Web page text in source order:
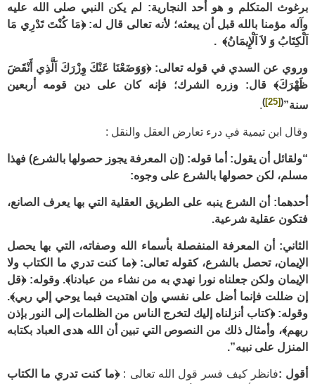
برغوث المتكلم و هو أحد النجارية: لم يكن النبي صلى الله عليه
وآله مؤمنا بالله قبل أن يبعثه؛ لأنه تعالى قال له:‌ ﴿مَا كُنْتَ تَدْرِي مَا
اَلْكِتَابُ وَ لاَ اَلْإِيمَانُ﴾ .
وروي عن السدي في قوله تعالى:‌ ﴿وَوَضَعْنَا عَنْكَ وِزْرَكَ اَلَّذِي أَنْقَضَ
ظَهْرَكَ﴾ قال: وزره الشرك؛ فإنه كان على دين قومه أربعين
سنة”(
[25]
)
.
وقال ابن تيمية في درء تعارض العقل والنقل :
“ولقائل أن يقول: أما قوله: (إن المعرفة يجوز حصولها بالشرع) فهذا
مسلم، لكن حصولها بالشرع على وجوه:
أحدهما: أن الشرع ينبه على الطريق العقلية التي بها يعرف الصانع،
فتكون عقلية شرعية.
الثاني: أن المعرفة المنفصلة بأسماء الله وصفاته، التي بها يحصل
الإيمان، تحصل بالشرع، كقوله تعالى: ﴿ما كنت تدري ما الكتاب ولا
الإيمان ولكن جعلناه نورا نهدي به من نشاء من عبادنا﴾. وقوله: ﴿قل
إن ضللت فإنما أضل على نفسي وإن اهتديت فبما يوحي إلي ربي﴾.
وقوله: ﴿كتاب أنزلناه إليك لتخرج الناس من الظلمات إلى النور بإذن
ربهم﴾، وأمثال ذلك من النصوص التي تبين أن الله هدى العباد بكتابه
المنزل على نبيه”.
أقول :فانظر كيف فسر قول الله تعالى :﴿ما كنت تدري ما الكتاب